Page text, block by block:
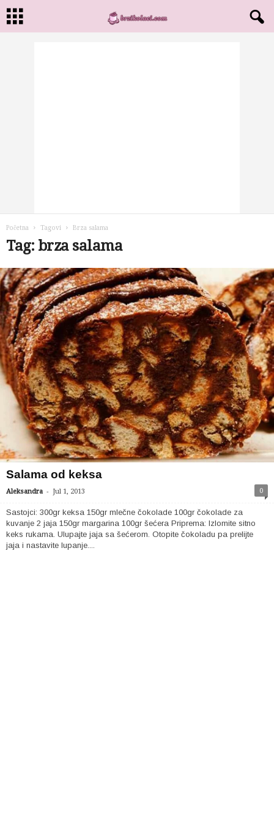
Početna Tagovi Brza salama
Tag: brza salama
Salama od keksa
Aleksandra - Jul 1, 2013 0
Sastojci: 300gr keksa 150gr mlečne čokolade 100gr čokolade za
kuvanje 2 jaja 150gr margarina 100gr šećera Priprema: Izlomite sitno
keks rukama. Ulupajte jaja sa šećerom. Otopite čokoladu pa prelijte
jaja i nastavite lupanje....